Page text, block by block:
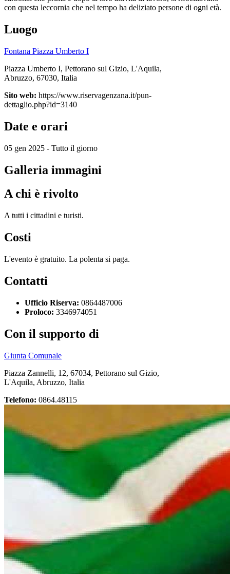
con questa leccornia che nel tempo ha deliziato persone di ogni età.
Luogo
Fontana Piazza Umberto I
Piazza Umberto I, Pettorano sul Gizio, L'Aquila,
Abruzzo, 67030, Italia
Sito web: https://www.riservagenzana.it/pun-
dettaglio.php?id=3140
Date e orari
05 gen 2025 - Tutto il giorno
Galleria immagini
A chi è rivolto
A tutti i cittadini e turisti.
Costi
L'evento è gratuito. La polenta si paga.
Contatti
Ufficio Riserva: 0864487006
Proloco: 3346974051
Con il supporto di
Giunta Comunale
Piazza Zannelli, 12, 67034, Pettorano sul Gizio,
L'Aquila, Abruzzo, Italia
Telefono: 0864.48115